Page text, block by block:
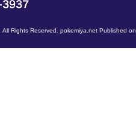
All Rights Reserved. pokemiya.net Published